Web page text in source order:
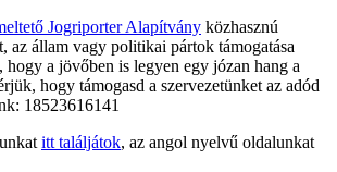
Jogriporter Alapítvány közhasznú
az állam vagy politikai pártok támogatása
hogy a jövőben is legyen egy józan hang a
hogy támogasd a szervezetünket az adód
18523616141
itt találjátok, az angol nyelvű oldalunkat